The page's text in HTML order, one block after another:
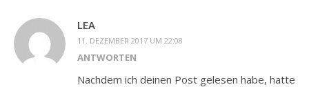
LEA
11. DEZEMBER 2017 UM 22:08
ANTWORTEN
Nachdem ich deinen Post gelesen habe, hatte